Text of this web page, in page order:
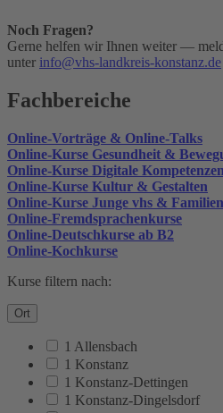
Noch Fragen?
Gerne helfen wir Ihnen weiter —
unter info@vhs-landkreis-konstanz.de
Fachbereiche
Online-Vorträge & Online-Talks
Online-Kurse Gesundheit &
Online-Kurse Digitale
Online-Kurse Kultur & Gestalten
Online-Kurse Junge vhs &
Online-Fremdsprachenkurse
Online-Deutschkurse ab B2
Online-Kochkurse
Kurse filtern nach:
Ort
1 Allensbach
1 Konstanz
1 Konstanz-Dettingen
1 Konstanz-Dingelsdorf